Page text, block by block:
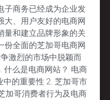
子商务已经成为企业发
大、用户友好的电商网
量和建立品牌形象的关
份全面的芝加哥电商网
激烈的市场中脱颖而
什么是电商网站？ 电商
的重要性 2. 芝加哥市
加哥消费者行为及电商